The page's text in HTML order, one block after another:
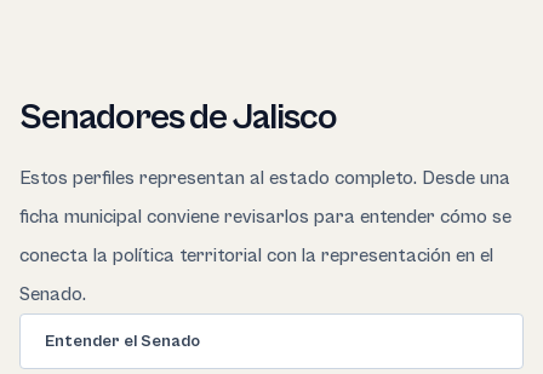
Senadores de Jalisco
Estos perfiles representan al estado completo. Desde una
ficha municipal conviene revisarlos para entender cómo se
conecta la política territorial con la representación en el
Senado.
Entender el Senado